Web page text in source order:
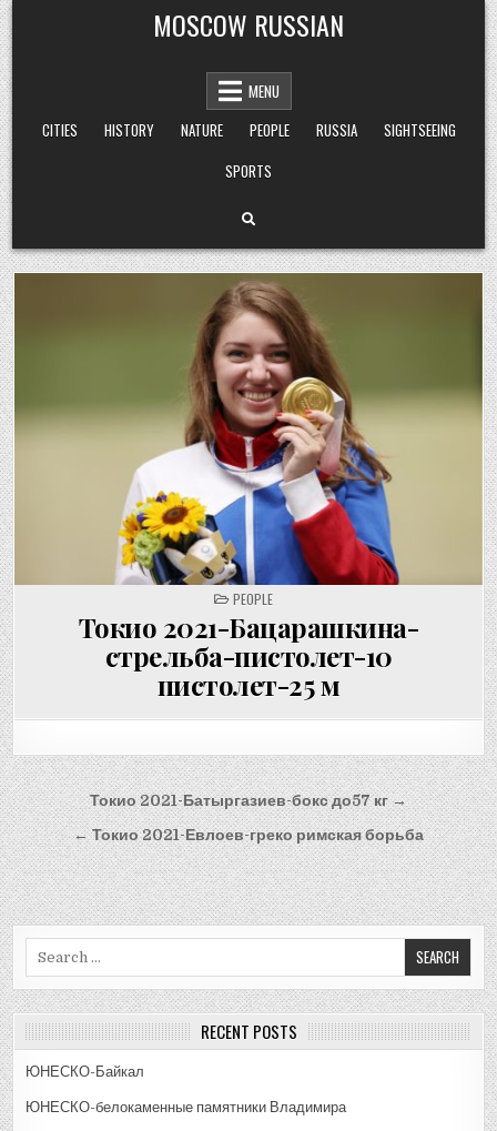
Skip
to
content
MOSCOW RUSSIAN
MENU
CITIES
HISTORY NATURE PEOPLE RUSSIA
SIGHTSEEING
SPORTS
POSTED
IN
PEOPLE
Токио 2021-Бацарашкина-
стрельба-пистолет-10
пистолет-25 м
Post
navigation
Токио 2021-Батыргазиев-бокс до57 кг →
← Токио 2021-Евлоев-греко римская борьба
RECENT POSTS
ЮНЕСКО-Байкал
ЮНЕСКО-белокаменные памятники Владимира